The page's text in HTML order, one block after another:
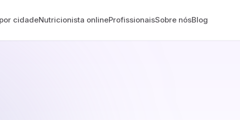
cidadeNutricionista onlineProfissionaisSobre nósBlog